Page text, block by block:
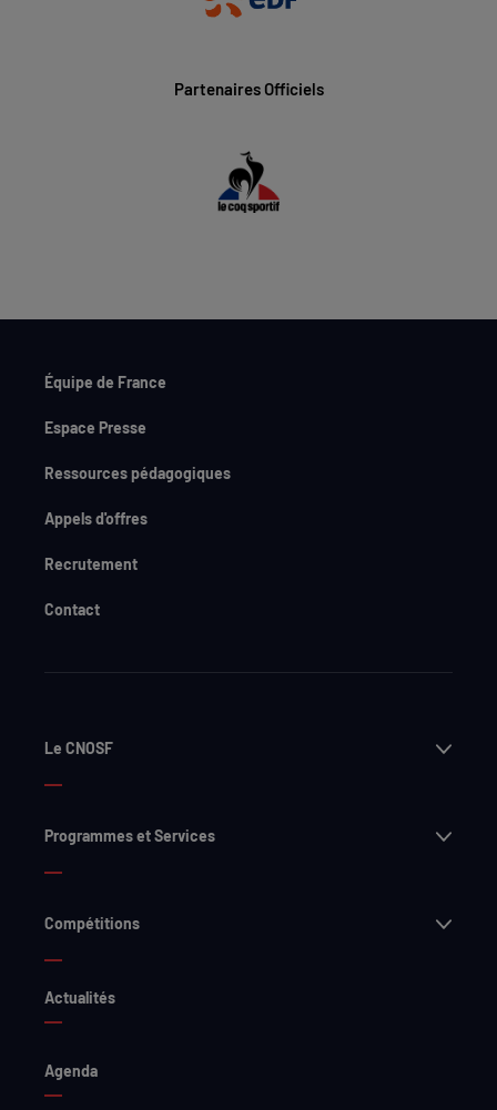
Partenaires Officiels
Équipe de France
Espace Presse
Ressources pédagogiques
Appels d'offres
Recrutement
Contact
Le CNOSF
Programmes et Services
Compétitions
Actualités
Agenda